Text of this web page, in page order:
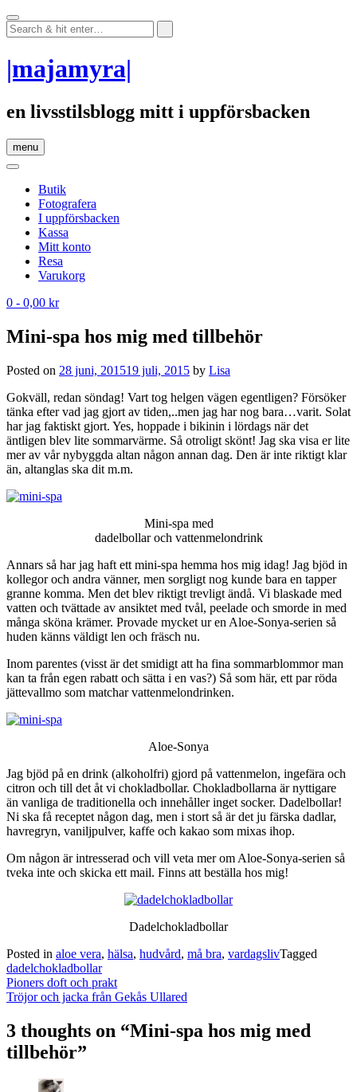
Skip
to
content
|majamyra|
en livsstilsblogg mitt i uppförsbacken
menu
Butik
Fotografera
I uppförsbacken
Kassa
Mitt konto
Resa
Varukorg
0 - 0,00 kr
Mini-spa hos mig med tillbehör
Posted on 28 juni, 201519 juli, 2015 by Lisa
Gokväll, redan söndag! Vart tog helgen vägen egentligen? Försöker
tänka efter vad jag gjort av tiden,..men jag har nog bara…varit. Solat
har jag faktiskt gjort. Yes, hoppade i bikinin i lördags när det
äntligen blev lite sommarvärme. Så otroligt skönt! Jag ska visa er lite
mer av vår nybyggda altan någon annan dag. Den är inte riktigt klar
än, altanglas ska dit m.m.
Mini-spa med
dadelbollar och vattenmelondrink
Annars så har jag haft ett mini-spa hemma hos mig idag! Jag bjöd in
kollegor och andra vänner, men sorgligt nog kunde bara en tapper
granne komma. Men det blev riktigt trevligt ändå. Vi blaskade med
vatten och tvättade av ansiktet med tvål, peelade och smorde in med
många sköna krämer. Provade mycket ur en Aloe-Sonya-serien så
huden känns väldigt len och fräsch nu.
Inom parentes (visst är det smidigt att ha fina sommarblommor man
kan ta från egen rabatt och sätta i en vas?) Så som här, ett par röda
jättevallmo som matchar vattenmelondrinken.
Aloe-Sonya
Jag bjöd på en drink (alkoholfri) gjord på vattenmelon, ingefära och
citron och till det åt vi chokladbollar. Chokladbollarna är nyttigare
än vanliga de traditionella och innehåller inget socker. Dadelbollar!
Ni ska få receptet någon dag, men i stort så är det ju färska dadlar,
havregryn, vaniljpulver, kaffe och kakao som mixas ihop.
Om någon är intresserad och vill veta mer om Aloe-Sonya-serien så
tveka inte och skicka ett mail. Finns att beställa hos mig!
Dadelchokladbollar
Posted in aloe vera, hälsa, hudvård, må bra, vardagslivTagged
dadelchokladbollar
Post
navigation
Pioners doft och prakt
Tröjor och jacka från Gekås Ullared
3 thoughts on “Mini-spa hos mig med
tillbehör”